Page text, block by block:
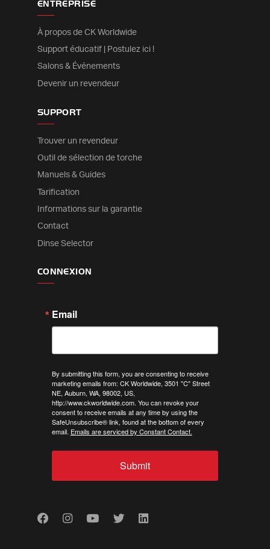
ENTREPRISE
À propos de CK Worldwide
Support éducatif | Postulez ici !
Salons & Événements
Devenir un revendeur
SUPPORT
Trouver un revendeur
Outil de sélection de torche
Manuels & Guides
Tarification
Informations sur la garantie
Contact
Dinse Selector
CONNEXION
Email
By submitting this form, you are consenting to receive
marketing emails from: CK Worldwide, 3501 "C" Street
NE, Auburn, WA, 98002, US,
http://www.ckworldwide.com. You can revoke your
consent to receive emails at any time by using the
SafeUnsubscribe® link, found at the bottom of every
email. Emails are serviced by Constant Contact.
Submit
FacebookInstagram
YoutubeTwitterLinkedIn